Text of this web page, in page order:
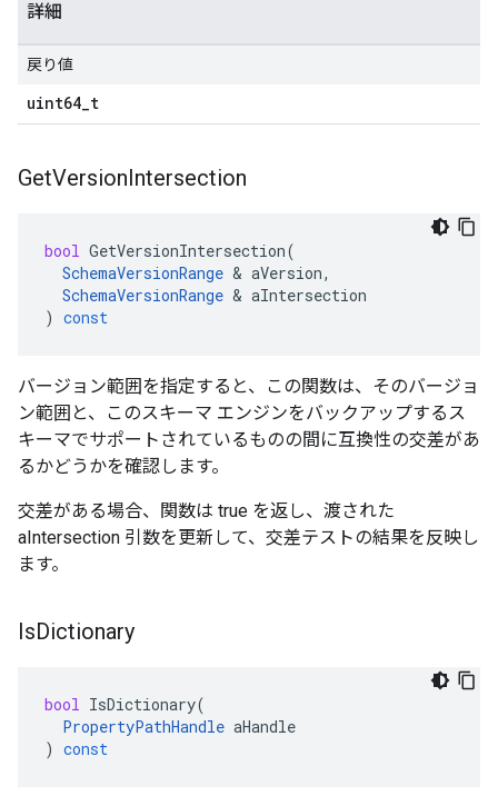
詳細
戻り値
uint64_t
GetVersionIntersection
bool GetVersionIntersection(
SchemaVersionRange & aVersion,
SchemaVersionRange & aIntersection
) const
バージョン範囲を指定すると、この関数は、そのバージョ
ン範囲と、このスキーマ エンジンをバックアップするス
キーマでサポートされているものの間に互換性の交差があ
るかどうかを確認します。
交差がある場合、関数は true を返し、渡された
aIntersection 引数を更新して、交差テストの結果を反映し
ます。
IsDictionary
bool IsDictionary(
PropertyPathHandle aHandle
) const